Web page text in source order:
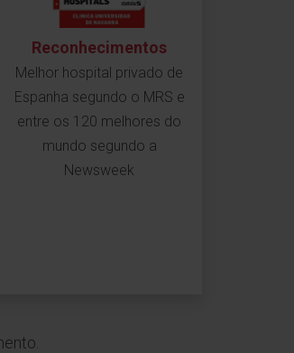
Reconhecimentos
Melhor hospital privado de
Espanha segundo o MRS e
entre os 120 melhores do
mundo segundo a
Newsweek